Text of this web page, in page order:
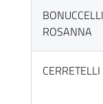
BONUCCELLI
ROSANNA